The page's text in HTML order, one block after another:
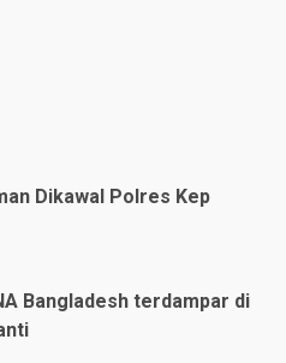
Dikawal Polres Kep
Bangladesh terdampar di